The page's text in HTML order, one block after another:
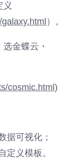
义
）。
金蝶云・
cosmic.html)
据可视化；
定义模板。